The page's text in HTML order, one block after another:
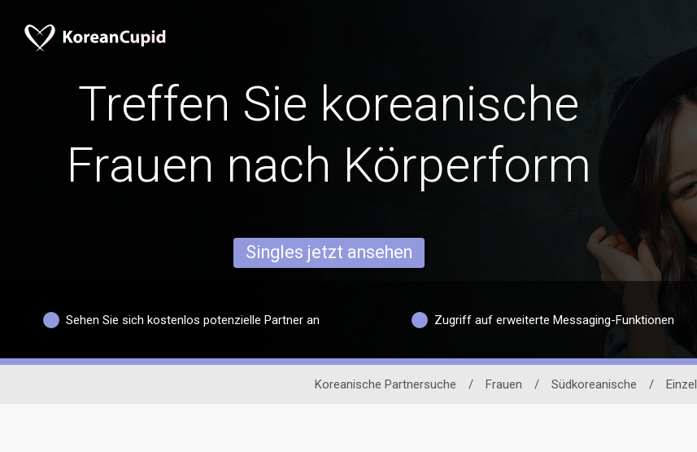
Treffen Sie koreanische
Frauen nach Körperform
Singles jetzt ansehen
Sehen Sie sich kostenlos potenzielle Partner an Zugriff auf erweiterte Messaging-Funktionen
Koreanische Partnersuche / Frauen / Südkoreanische / Einzel